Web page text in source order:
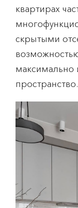
квартирах
скрытыми
максимально
пространство.